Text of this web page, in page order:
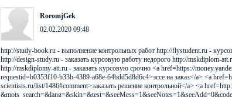
RoromjGek
02.02.2020 09:48
http://study-book.ru - выполнение контрольных работ http://flystudent.ru -
http://design-study.ru - заказать курсовую работу недорого http://mskdiplom-
http://mskdiplomy-att.ru - заказать курсовую срочно <a href=https://
requestid=b0353f10-b33b-4389-a68e-64bdd5d8d6c4>эссе на заказ</a> <a
scientists.ru/list/1486#comment>заказать решение контрольной</a> <a